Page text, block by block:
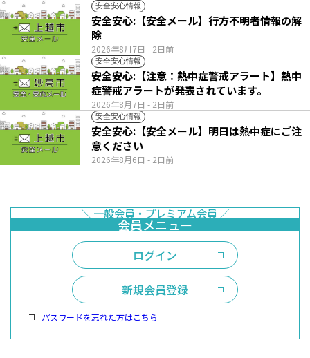
安全安心情報
2026年8月7日 - 2日前
安全安心:【安全メール】行方不明者情報の解
除
安全安心情報
2026年8月7日 - 2日前
安全安心:【注意：熱中症警戒アラート】熱中
症警戒アラートが発表されています。
安全安心情報
2026年8月6日 - 2日前
安全安心:【安全メール】明日は熱中症にご注
意ください
ログイン
新規会員登録
パスワードを忘れた方はこちら